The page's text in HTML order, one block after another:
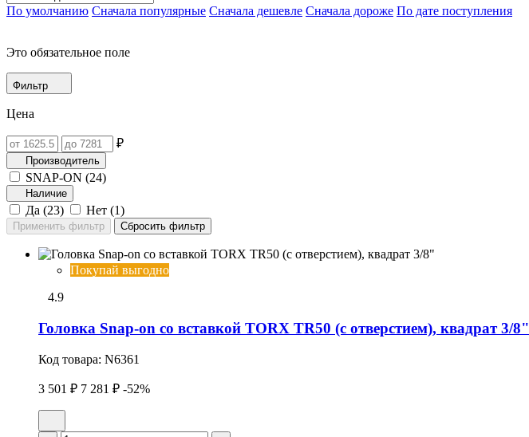
По умолчанию Сначала популярные Сначала дешевле Сначала дороже По дате поступления
Это обязательное поле
Фильтр
Цена
₽
Производитель
SNAP-ON (24)
Наличие
Да (23) Нет (1)
Покупай выгодно
4.9
Головка Snap-on со вставкой TORX TR50 (с отверстием), квадрат 3/8"
Код товара: N6361
3 501 ₽ 7 281 ₽ -52%